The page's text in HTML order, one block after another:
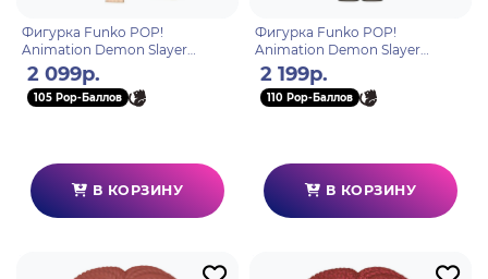
Фигурка Funko POP!
Animation Demon Slayer
Tanjuro Kamado Dance of the
Sun God (Exc) (1255) 68862
2 099р.
105 Pop-Баллов
В КОРЗИНУ
Фигурка Funko POP!
Animation Demon Slayer
Yahaba (GW) (Exc) (1410) 73903
2 199р.
110 Pop-Баллов
В КОРЗИНУ